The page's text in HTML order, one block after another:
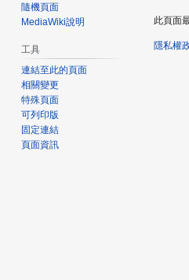
隨機頁面
MediaWiki說明
工具
連結至此的頁面
相關變更
特殊頁面
可列印版
固定連結
頁面資訊
此頁面
隱私權